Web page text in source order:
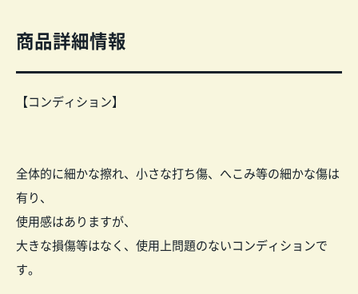
商品詳細情報
【コンディション】
全体的に細かな擦れ、小さな打ち傷、へこみ等の細かな傷は
有り、
使用感はありますが、
大きな損傷等はなく、使用上問題のないコンディションで
す。